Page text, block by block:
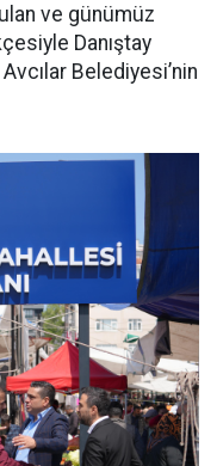
ve günümüz
Danıştay
Belediyesi’nin